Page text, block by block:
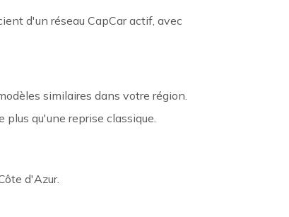
d'un réseau CapCar actif, avec
similaires dans votre région.
qu'une reprise classique.
d'Azur.